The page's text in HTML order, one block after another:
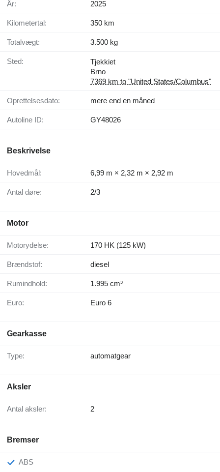
År: 2025
Kilometertal: 350 km
Totalvægt: 3.500 kg
Sted:
Tjekkiet
Brno
7369 km to "United States/Columbus"
Oprettelsesdato: mere end en måned
Autoline ID: GY48026
Beskrivelse
Hovedmål: 6,99 m × 2,32 m × 2,92 m
Antal døre: 2/3
Motor
Motorydelse: 170 HK (125 kW)
Brændstof: diesel
Rumindhold: 1.995 cm³
Euro: Euro 6
Gearkasse
Type: automatgear
Aksler
Antal aksler: 2
Bremser
ABS